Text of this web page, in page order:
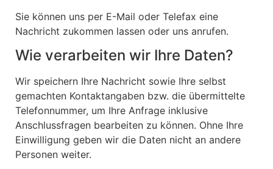
Sie können uns per E-Mail oder Telefax eine
Nachricht zukommen lassen oder uns anrufen.
Wie verarbeiten wir Ihre Daten?
Wir speichern Ihre Nachricht sowie Ihre selbst
gemachten Kontaktangaben bzw. die übermittelte
Telefonnummer, um Ihre Anfrage inklusive
Anschlussfragen bearbeiten zu können. Ohne Ihre
Einwilligung geben wir die Daten nicht an andere
Personen weiter.